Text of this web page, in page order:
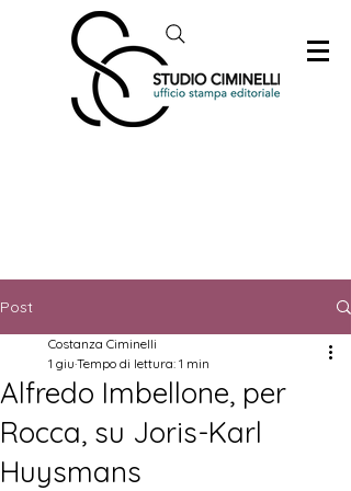
Post
Alfredo Imbellone, per
Rocca, su Joris-Karl
Huysmans
Costanza Ciminelli
1 giu Tempo di lettura: 1 min